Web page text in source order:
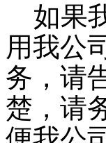
如果
用我公
务，请
楚，请